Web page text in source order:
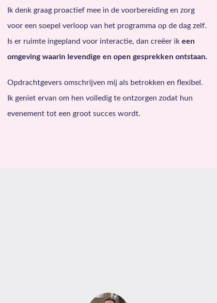
Ik denk graag proactief mee in de voorbereiding en zorg
voor een soepel verloop van het programma op de dag zelf.
Is er ruimte ingepland voor interactie, dan creëer ik een
omgeving waarin levendige en open gesprekken ontstaan.
Opdrachtgevers omschrijven mij als betrokken en flexibel.
Ik geniet ervan om hen volledig te ontzorgen zodat hun
evenement tot een groot succes wordt.